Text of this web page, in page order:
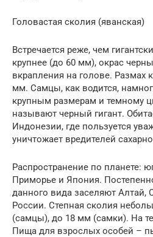
Головастая сколия (яванская)
Встречается реже, чем
крупнее (до 60 мм), окрас
вкрапления на голове. Размах
мм. Самцы, как водится,
крупным размерам и темному
называют черный гигант.
Индонезии, где пользуется
уничтожает вредителей
Распространение по планете:
Приморье и Япония.
данного вида заселяют Алтай,
России. Степная сколия
(самцы), до 18 мм (самки). На
Пища для взрослых особей –